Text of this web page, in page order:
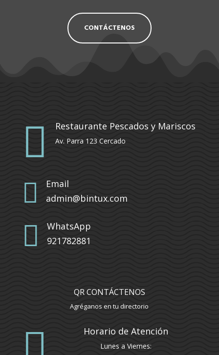
CONTÁCTENOS
 Restaurante Pescados y Mariscos
Av. Parra 123 Cercado

Email
admin@bintux.com

WhatsApp
921782881
QR CONTÁCTENOS
Agréganos en tu directorio
Horario de Atención
Lunes a Viernes: